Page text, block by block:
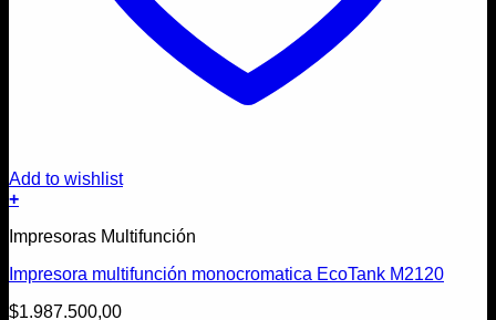
Add to wishlist
+
Impresoras Multifunción
Impresora multifunción monocromatica EcoTank M2120
$1.987.500,00